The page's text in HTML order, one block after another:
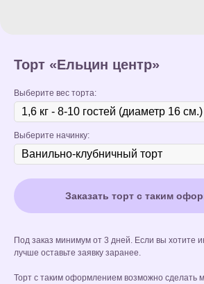
Торт «Ельцин центр»
Выберите вес торта:
Выберите начинку:
Заказать торт с таким
Под заказ минимум от 3 дней. Если вы хотите
лучше оставьте заявку заранее.
Торт с таким оформлением возможно сделать